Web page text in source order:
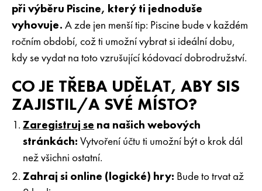
při výběru Piscine, který ti jednoduše
vyhovuje. A zde jen menší tip: Piscine bude v každém
ročním období, což ti umožní vybrat si ideální dobu,
kdy se vydat na toto vzrušující kódovací dobrodružství.
CO JE TŘEBA UDĚLAT, ABY SIS
ZAJISTIL/A SVÉ MÍSTO?
Zaregistruj se na našich webových
stránkách:Vytvoření účtu ti umožní být o krok dál
než všichni ostatní.
Zahraj si online (logické) hry: Bude to trvat až